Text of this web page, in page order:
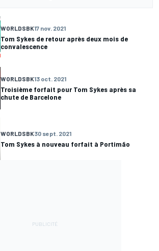
WORLDSBK17 nov. 2021
Tom Sykes de retour après deux mois de
convalescence
WORLDSBK13 oct. 2021
Troisième forfait pour Tom Sykes après sa
chute de Barcelone
WORLDSBK30 sept. 2021
Tom Sykes à nouveau forfait à Portimão